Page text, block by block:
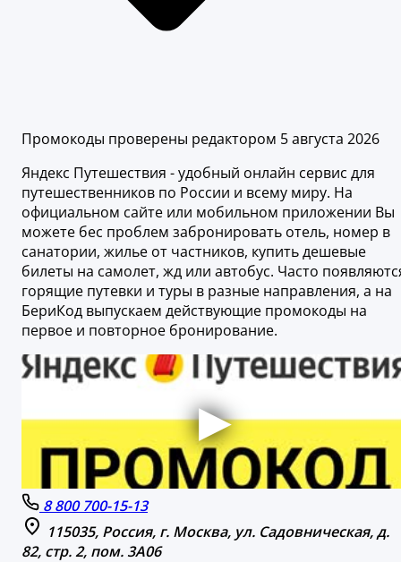
Промокоды проверены редактором 5 августа 2026
Яндекс Путешествия - удобный онлайн сервис для
путешественников по России и всему миру. На
официальном сайте или мобильном приложении Вы
можете бес проблем забронировать отель, номер в
санатории, жилье от частников, купить дешевые
билеты на самолет, жд или автобус. Часто
горящие путевки и туры в разные направления, а на
БериКод выпускаем действующие промокоды на
первое и повторное бронирование.
8 800 700-15-13
115035, Россия, г. Москва, ул. Садовническая, д.
82, стр. 2, пом. 3А06